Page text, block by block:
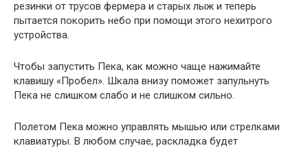
резинки от трусов фермера и старых лыж и теперь
пытается покорить небо при помощи этого нехитрого
устройства.
Чтобы запустить Пека, как можно чаще нажимайте
клавишу «Пробел». Шкала внизу поможет запульнуть
Пека не слишком слабо и не слишком сильно.
Полетом Пека можно управлять мышью или стрелками
клавиатуры. В любом случае, раскладка будет